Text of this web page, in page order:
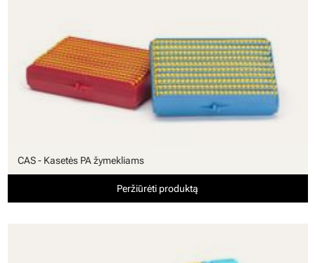
CAS - Kasetės PA žymekliams
Peržiūrėti produktą